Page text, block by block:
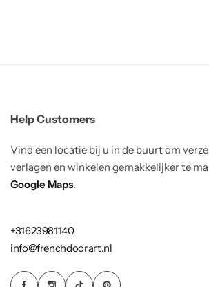
Help Customers
Vind een locatie bij u in de buurt om
verlagen en winkelen gemakkelijker te
Google Maps.
+31623981140
info@frenchdoorart.nl